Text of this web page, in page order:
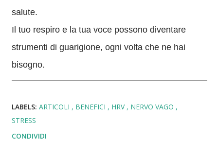
salute.
Il tuo respiro e la tua voce possono diventare
strumenti di guarigione, ogni volta che ne hai
bisogno.
LABELS: ARTICOLI BENEFICI HRV
NERVO VAGO
STRESS
CONDIVIDI